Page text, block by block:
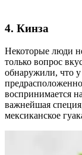
4. Кинза
Некоторые люди
только вопрос
обнаружили, что у
воспринимается
важнейшая
мексиканское